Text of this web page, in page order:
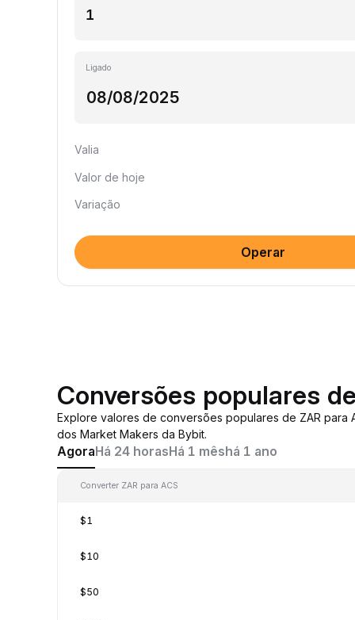
Ligado
Valia
Valor de hoje
Variação
Operar
Conversões populares
Explore valores de conversões populares de ZAR
dos Market Makers da Bybit.
AgoraHá 24 horasHá 1 mêshá 1 ano
Converter ZAR para ACS
$1
$10
$50